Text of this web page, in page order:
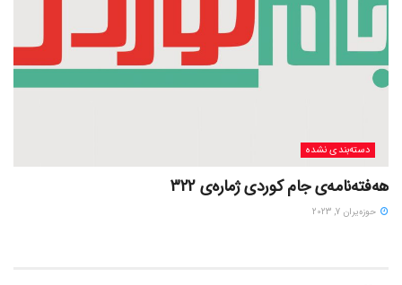
دسته‌بندی نشده
هەفتەنامەی جام کوردی ژمارەی 322
حوزه‌یران 7, 2023